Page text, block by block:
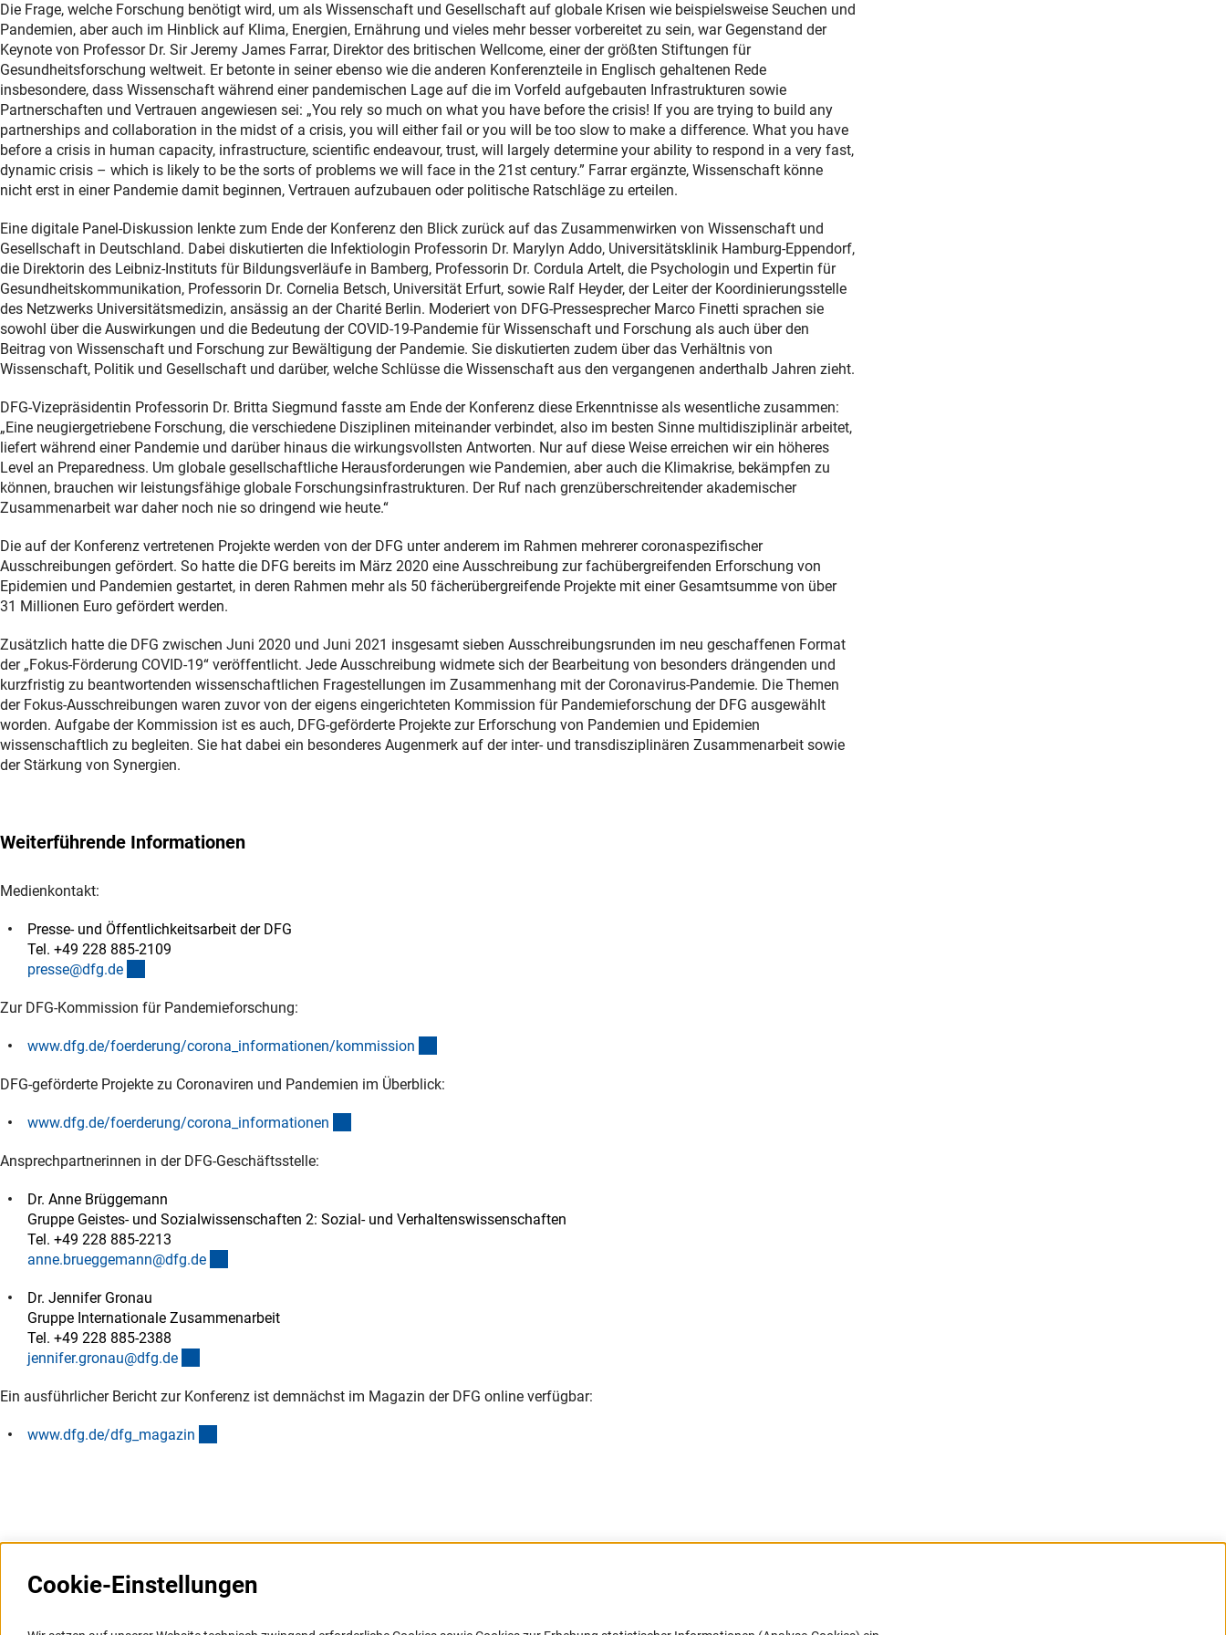
Die Frage, welche Forschung benötigt wird, um als Wissenschaft und Gesellschaft auf globale Krisen wie beispielsweise Seuchen und
Pandemien, aber auch im Hinblick auf Klima, Energien, Ernährung und vieles mehr besser vorbereitet zu sein, war Gegenstand der
Keynote von Professor Dr. Sir Jeremy James Farrar, Direktor des britischen Wellcome, einer der größten Stiftungen für
Gesundheitsforschung weltweit. Er betonte in seiner ebenso wie die anderen Konferenzteile in Englisch gehaltenen Rede
insbesondere, dass Wissenschaft während einer pandemischen Lage auf die im Vorfeld aufgebauten Infrastrukturen sowie
Partnerschaften und Vertrauen angewiesen sei: „You rely so much on what you have before the crisis! If you are trying to build any
partnerships and collaboration in the midst of a crisis, you will either fail or you will be too slow to make a difference. What you have
before a crisis in human capacity, infrastructure, scientific endeavour, trust, will largely determine your ability to respond in a very fast,
dynamic crisis – which is likely to be the sorts of problems we will face in the 21st century.” Farrar ergänzte, Wissenschaft könne
nicht erst in einer Pandemie damit beginnen, Vertrauen aufzubauen oder politische Ratschläge zu erteilen.
Eine digitale Panel-Diskussion lenkte zum Ende der Konferenz den Blick zurück auf das Zusammenwirken von Wissenschaft und
Gesellschaft in Deutschland. Dabei diskutierten die Infektiologin Professorin Dr. Marylyn Addo, Universitätsklinik Hamburg-Eppendorf,
die Direktorin des Leibniz-Instituts für Bildungsverläufe in Bamberg, Professorin Dr. Cordula Artelt, die Psychologin und Expertin für
Gesundheitskommunikation, Professorin Dr. Cornelia Betsch, Universität Erfurt, sowie Ralf Heyder, der Leiter der Koordinierungsstelle
des Netzwerks Universitätsmedizin, ansässig an der Charité Berlin. Moderiert von DFG-Pressesprecher Marco Finetti sprachen sie
sowohl über die Auswirkungen und die Bedeutung der COVID-19-Pandemie für Wissenschaft und Forschung als auch über den
Beitrag von Wissenschaft und Forschung zur Bewältigung der Pandemie. Sie diskutierten zudem über das Verhältnis von
Wissenschaft, Politik und Gesellschaft und darüber, welche Schlüsse die Wissenschaft aus den vergangenen anderthalb Jahren zieht.
DFG-Vizepräsidentin Professorin Dr. Britta Siegmund fasste am Ende der Konferenz diese Erkenntnisse als wesentliche zusammen:
„Eine neugiergetriebene Forschung, die verschiedene Disziplinen miteinander verbindet, also im besten Sinne multidisziplinär arbeitet,
liefert während einer Pandemie und darüber hinaus die wirkungsvollsten Antworten. Nur auf diese Weise erreichen wir ein höheres
Level an Preparedness. Um globale gesellschaftliche Herausforderungen wie Pandemien, aber auch die Klimakrise, bekämpfen zu
können, brauchen wir leistungsfähige globale Forschungsinfrastrukturen. Der Ruf nach grenzüberschreitender akademischer
Zusammenarbeit war daher noch nie so dringend wie heute.“
Die auf der Konferenz vertretenen Projekte werden von der DFG unter anderem im Rahmen mehrerer coronaspezifischer
Ausschreibungen gefördert. So hatte die DFG bereits im März 2020 eine Ausschreibung zur fachübergreifenden Erforschung von
Epidemien und Pandemien gestartet, in deren Rahmen mehr als 50 fächerübergreifende Projekte mit einer Gesamtsumme von über
31 Millionen Euro gefördert werden.
Zusätzlich hatte die DFG zwischen Juni 2020 und Juni 2021 insgesamt sieben Ausschreibungsrunden im neu geschaffenen Format
der „Fokus-Förderung COVID-19“ veröffentlicht. Jede Ausschreibung widmete sich der Bearbeitung von besonders drängenden und
kurzfristig zu beantwortenden wissenschaftlichen Fragestellungen im Zusammenhang mit der Coronavirus-Pandemie. Die Themen
der Fokus-Ausschreibungen waren zuvor von der eigens eingerichteten Kommission für Pandemieforschung der DFG ausgewählt
worden. Aufgabe der Kommission ist es auch, DFG-geförderte Projekte zur Erforschung von Pandemien und Epidemien
wissenschaftlich zu begleiten. Sie hat dabei ein besonderes Augenmerk auf der inter- und transdisziplinären Zusammenarbeit sowie
der Stärkung von Synergien.
Weiterführende Informationen
Medienkontakt:
Presse- und Öffentlichkeitsarbeit der DFG
Tel. +49 228 885-2109
presse@dfg.de
Zur DFG-Kommission für Pandemieforschung:
www.dfg.de/foerderung/corona_informationen/kommission
DFG-geförderte Projekte zu Coronaviren und Pandemien im Überblick:
www.dfg.de/foerderung/corona_informationen
Ansprechpartnerinnen in der DFG-Geschäftsstelle:
Dr. Anne Brüggemann
Gruppe Geistes- und Sozialwissenschaften 2: Sozial- und Verhaltenswissenschaften
Tel. +49 228 885-2213
anne.brueggemann@dfg.de
Dr. Jennifer Gronau
Gruppe Internationale Zusammenarbeit
Tel. +49 228 885-2388
jennifer.gronau@dfg.de
Ein ausführlicher Bericht zur Konferenz ist demnächst im Magazin der DFG online verfügbar:
www.dfg.de/dfg_magazin
Cookie-Einstellungen